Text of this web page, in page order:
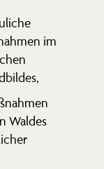
im
Waldes